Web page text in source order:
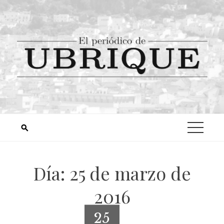
Día: 25 de marzo de
2016
25